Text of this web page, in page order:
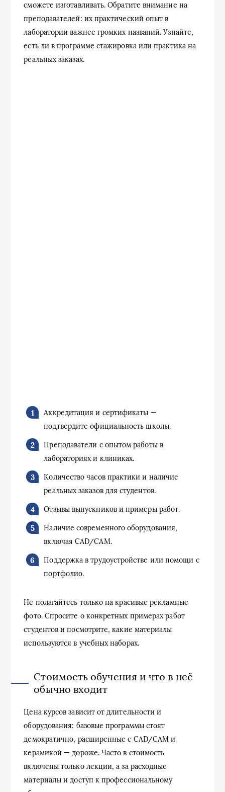
сможете изготавливать. Обратите внимание на
преподавателей: их практический опыт в
лаборатории важнее громких названий. Узнайте,
есть ли в программе стажировка или практика на
реальных заказах.
Аккредитация и сертификаты —
подтвердите официальность школы.
Преподаватели с опытом работы в
лабораториях и клиниках.
Количество часов практики и наличие
реальных заказов для студентов.
Отзывы выпускников и примеры работ.
Наличие современного оборудования,
включая CAD/CAM.
Поддержка в трудоустройстве или помощи с
портфолио.
Не полагайтесь только на красивые рекламные
фото. Спросите о конкретных примерах работ
студентов и посмотрите, какие материалы
используются в учебных наборах.
Стоимость обучения и что в неё
обычно входит
Цена курсов зависит от длительности и
оборудования: базовые программы стоят
демократично, расширенные с CAD/CAM и
керамикой — дороже. Часто в стоимость
включены только лекции, а за расходные
материалы и доступ к профессиональному